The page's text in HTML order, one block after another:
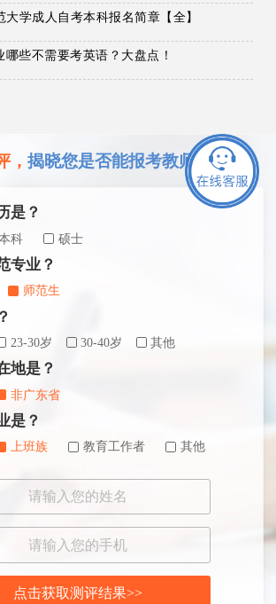
大学成人自考本科报名简章【全】
哪些不需要考英语？大盘点！
， 揭晓您是否能报考教师证
是？
科 硕士
专业？
师范生
23-30岁 30-40岁 其他
地是？
非广东省
是？
上班族 教育工作者 其他
点击获取测评结果>>